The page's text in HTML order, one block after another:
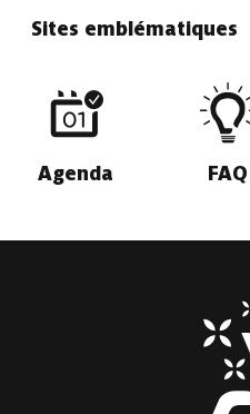
Sites emblématiques
Agenda FAQ